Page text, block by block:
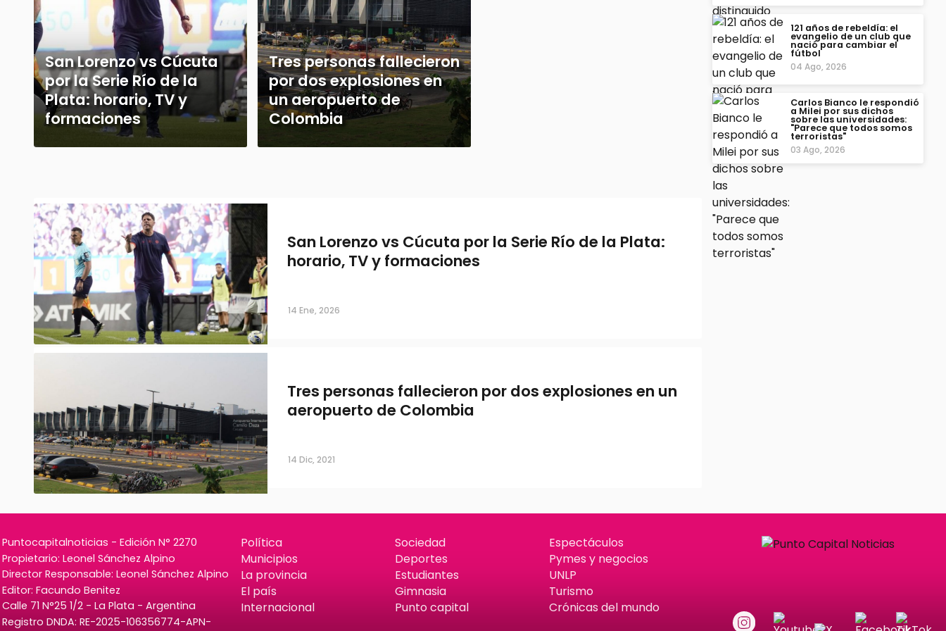
121 años de rebeldía: el
evangelio de un club que
nació para cambiar el
fútbol
04 Ago, 2026
Carlos Bianco le respondió
a Milei por sus dichos
sobre las universidades:
"Parece que todos somos
terroristas"
03 Ago, 2026
San Lorenzo vs Cúcuta
por la Serie Río de la
Plata: horario, TV y
formaciones
Tres personas fallecieron
por dos explosiones en
un aeropuerto de
Colombia
San Lorenzo vs Cúcuta por la Serie Río de la Plata:
horario, TV y formaciones
14 Ene, 2026
Tres personas fallecieron por dos explosiones en un
aeropuerto de Colombia
14 Dic, 2021
Puntocapitalnoticias - Edición N° 2270
Propietario: Leonel Sánchez Alpino
Director Responsable: Leonel Sánchez Alpino
Editor: Facundo Benitez
Calle 71 N°25 1/2 - La Plata - Argentina
Registro DNDA: RE-2025-106356774-APN-
Política
Municipios
La provincia
El país
Internacional
Sociedad
Deportes
Estudiantes
Gimnasia
Punto capital
Espectáculos
Pymes y negocios
UNLP
Turismo
Crónicas del mundo